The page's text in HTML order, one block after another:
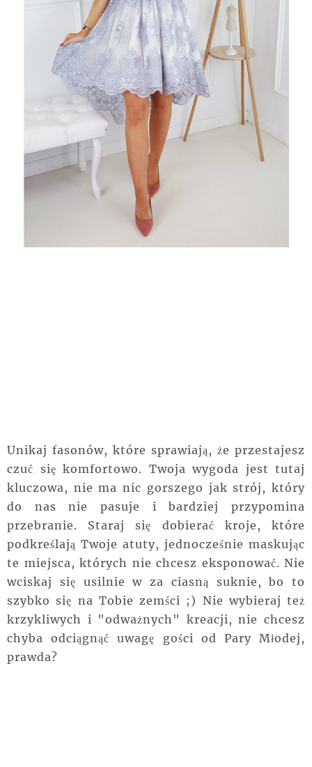
Unikaj fasonów, które sprawiają, że przestajesz
czuć się komfortowo. Twoja wygoda jest tutaj
kluczowa, nie ma nic gorszego jak strój, który
do nas nie pasuje i bardziej przypomina
przebranie. Staraj się dobierać kroje, które
podkreślają Twoje atuty, jednocześnie maskując
te miejsca, których nie chcesz eksponować. Nie
wciskaj się usilnie w za ciasną suknie, bo to
szybko się na Tobie zemści ;) Nie wybieraj też
krzykliwych i "odważnych" kreacji, nie chcesz
chyba odciągnąć uwagę gości od Pary Młodej,
prawda?